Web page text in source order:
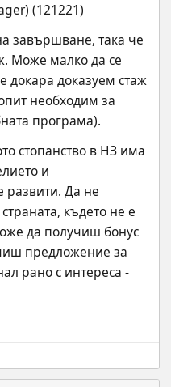
(121221)
завършване, така че
Може малко да се
докара доказуем стаж
необходим за
програма).
стопанство в НЗ има
и
развити. Да не
където не е
да получиш бонус
предложение за
рано с интереса -